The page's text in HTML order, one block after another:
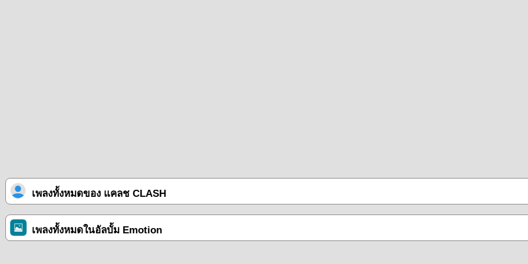
เพลงทั้งหมดของ แคลช CLASH
เพลงทั้งหมดในอัลบั้ม Emotion